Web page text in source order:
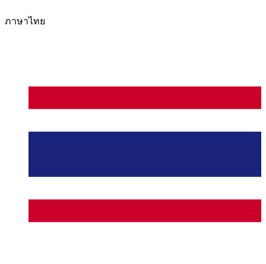
ภาษาไทย